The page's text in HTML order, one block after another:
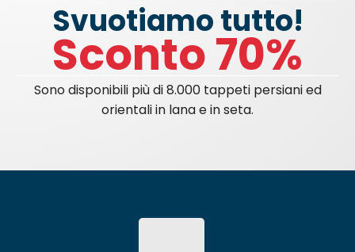
Svuotiamo tutto!
Sconto 70%
Sono disponibili più di 8.000 tappeti persiani ed
orientali in lana e in seta.